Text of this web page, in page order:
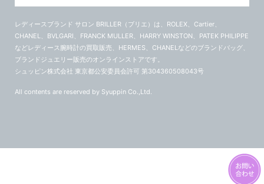
レディースブランド サロン BRILLER（ブリエ） は、ROLEX、Cartier、
CHANEL、BVLGARI、FRANCK MULLER、HARRY WINSTON、PATEK PHILIPPE
などレディース腕時計の買取販売、HERMES、CHANELなどのブランドバッグ、
ブランドジュエリー販売のオンラインストアです。
シュッピン株式会社 東京都公安委員会許可 第304360508043号
All contents are reserved by Syuppin Co.,Ltd.